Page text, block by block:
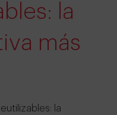
la
más
la